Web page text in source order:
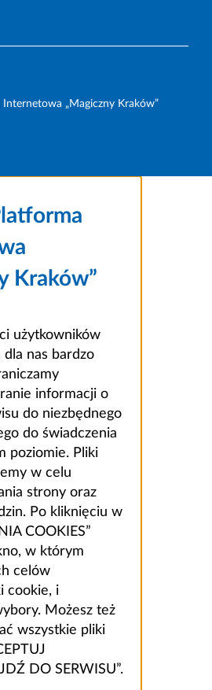
„Magiczny Kraków”
Kraków”
użytkowników
dla nas bardzo
informacji o
do niezbędnego
do świadczenia
poziomie. Pliki
w celu
strony oraz
Po kliknięciu w
COOKIES”
w którym
celów
cookie, i
Możesz też
wszystkie pliki
DO SERWISU”.